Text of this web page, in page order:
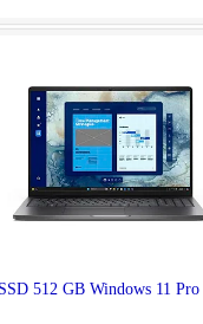
512 GB Windows 11